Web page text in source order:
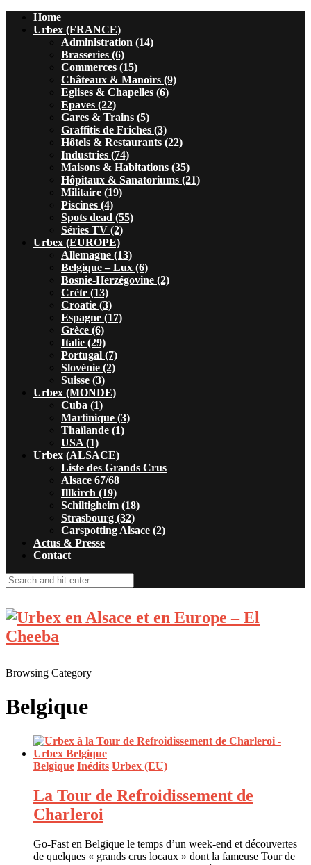
Home
Urbex (FRANCE)
Administration (14)
Brasseries (6)
Commerces (15)
Châteaux & Manoirs (9)
Eglises & Chapelles (6)
Epaves (22)
Gares & Trains (5)
Graffitis de Friches (3)
Hôtels & Restaurants (22)
Industries (74)
Maisons & Habitations (35)
Hôpitaux & Sanatoriums (21)
Militaire (19)
Piscines (4)
Spots dead (55)
Séries TV (2)
Urbex (EUROPE)
Allemagne (13)
Belgique – Lux (6)
Bosnie-Herzégovine (2)
Crète (13)
Croatie (3)
Espagne (17)
Grèce (6)
Italie (29)
Portugal (7)
Slovénie (2)
Suisse (3)
Urbex (MONDE)
Cuba (1)
Martinique (3)
Thaïlande (1)
USA (1)
Urbex (ALSACE)
Liste des Grands Crus
Alsace 67/68
Illkirch (19)
Schiltigheim (18)
Strasbourg (32)
Carspotting Alsace (2)
Actus & Presse
Contact
Browsing Category
Belgique
Belgique Inédits Urbex (EU)
La Tour de Refroidissement de
Charleroi
Go-Fast en Belgique le temps d’un week-end et découvertes
de quelques « grands crus locaux » dont la fameuse Tour de